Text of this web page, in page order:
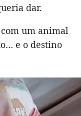
dar.
um animal
e o destino